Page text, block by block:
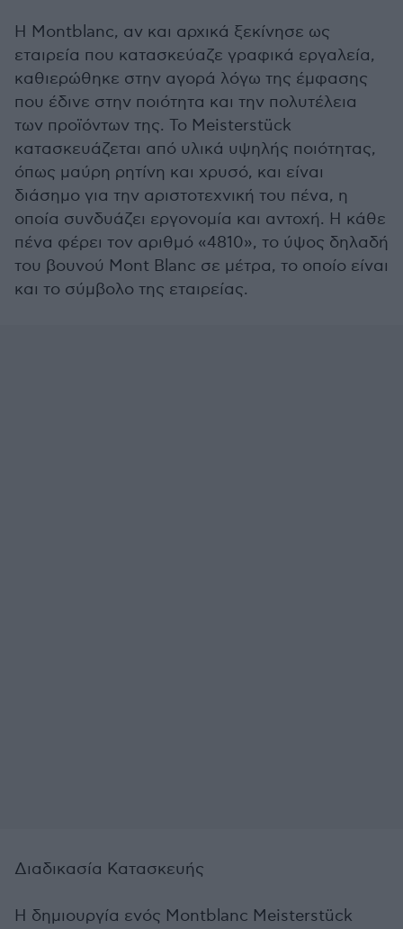
Η Montblanc, αν και αρχικά ξεκίνησε ως
εταιρεία που κατασκεύαζε γραφικά εργαλεία,
καθιερώθηκε στην αγορά λόγω της έμφασης
που έδινε στην ποιότητα και την πολυτέλεια
των προϊόντων της. Το Meisterstück
κατασκευάζεται από υλικά υψηλής ποιότητας,
όπως μαύρη ρητίνη και χρυσό, και είναι
διάσημο για την αριστοτεχνική του πένα, η
οποία συνδυάζει εργονομία και αντοχή. Η κάθε
πένα φέρει τον αριθμό «4810», το ύψος δηλαδή
του βουνού Mont Blanc σε μέτρα, το οποίο είναι
και το σύμβολο της εταιρείας.
Διαδικασία Κατασκευής
Η δημιουργία ενός Montblanc Meisterstück